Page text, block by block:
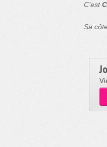
C'est
Sa